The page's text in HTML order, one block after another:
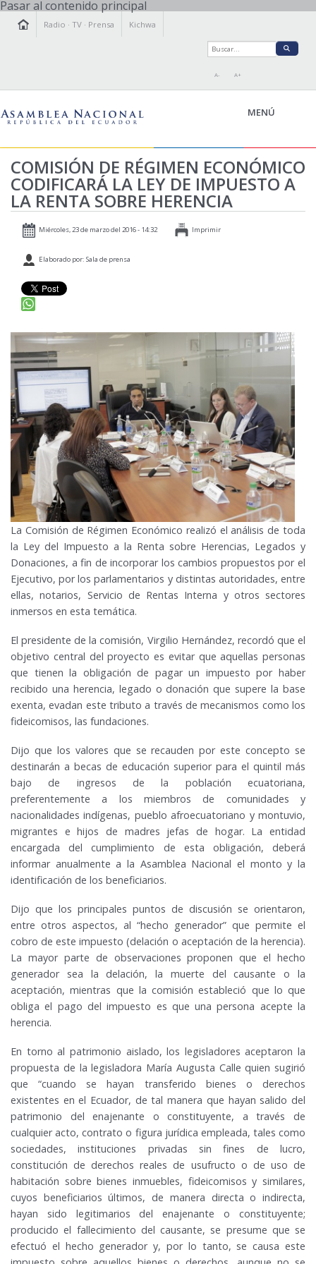
Pasar al contenido principal
Radio ·TV · Prensa Kichwa
A- A+
MENÚ
LA ASAMBLEA
LEGISLAMOS
FISCALIZAMOS
PRENSA
PARTICIPACIÓN
RELACIONES INTERNACIONALES
AGENDA
COMISIÓN DE RÉGIMEN ECONÓMICO
CODIFICARÁ LA LEY DE IMPUESTO A
LA RENTA SOBRE HERENCIA
Miércoles, 23 de marzo del 2016 - 14:32 Imprimir
Elaborado por: Sala de prensa
La Comisión de Régimen Económico realizó el análisis de toda
la Ley del Impuesto a la Renta sobre Herencias, Legados y
Donaciones, a fin de incorporar los cambios propuestos por el
Ejecutivo, por los parlamentarios y distintas autoridades, entre
ellas, notarios, Servicio de Rentas Interna y otros sectores
inmersos en esta temática.
El presidente de la comisión, Virgilio Hernández, recordó que el
objetivo central del proyecto es evitar que aquellas personas
que tienen la obligación de pagar un impuesto por haber
recibido una herencia, legado o donación que supere la base
exenta, evadan este tributo a través de mecanismos como los
fideicomisos, las fundaciones.
Dijo que los valores que se recauden por este concepto se
destinarán a becas de educación superior para el quintil más
bajo de ingresos de la población ecuatoriana,
preferentemente a los miembros de comunidades y
nacionalidades indígenas, pueblo afroecuatoriano y montuvio,
migrantes e hijos de madres jefas de hogar. La entidad
encargada del cumplimiento de esta obligación, deberá
informar anualmente a la Asamblea Nacional el monto y la
identificación de los beneficiarios.
Dijo que los principales puntos de discusión se orientaron,
entre otros aspectos, al “hecho generador” que permite el
cobro de este impuesto (delación o aceptación de la herencia).
La mayor parte de observaciones proponen que el hecho
generador sea la delación, la muerte del causante o la
aceptación, mientras que la comisión estableció que lo que
obliga el pago del impuesto es que una persona acepte la
herencia.
En torno al patrimonio aislado, los legisladores aceptaron la
propuesta de la legisladora María Augusta Calle quien sugirió
que “cuando se hayan transferido bienes o derechos
existentes en el Ecuador, de tal manera que hayan salido del
patrimonio del enajenante o constituyente, a través de
cualquier acto, contrato o figura jurídica empleada, tales como
sociedades, instituciones privadas sin fines de lucro,
constitución de derechos reales de usufructo o de uso de
habitación sobre bienes inmuebles, fideicomisos y similares,
cuyos beneficiarios últimos, de manera directa o indirecta,
hayan sido legitimarios del enajenante o constituyente;
producido el fallecimiento del causante, se presume que se
efectuó el hecho generador y, por lo tanto, se causa este